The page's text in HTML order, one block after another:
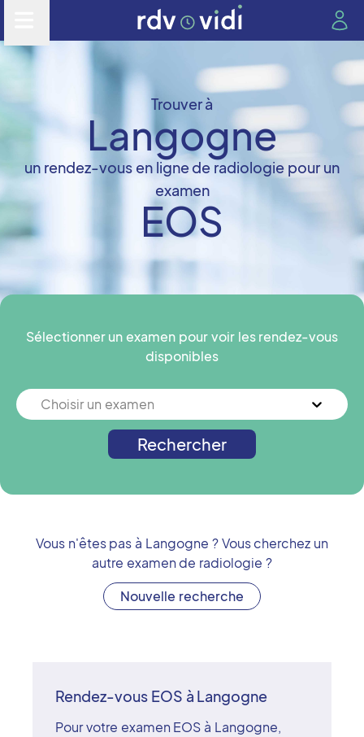
Trouver à
Langogne
un rendez-vous en ligne de radiologie pour un
examen
EOS
Sélectionner un examen pour voir les rendez-vous
disponibles
Choisir un examen
Rechercher
Vous n'êtes pas à Langogne ? Vous cherchez un
autre examen de radiologie ?
Nouvelle recherche
Rendez-vous EOS à Langogne
Pour votre examen EOS à Langogne,